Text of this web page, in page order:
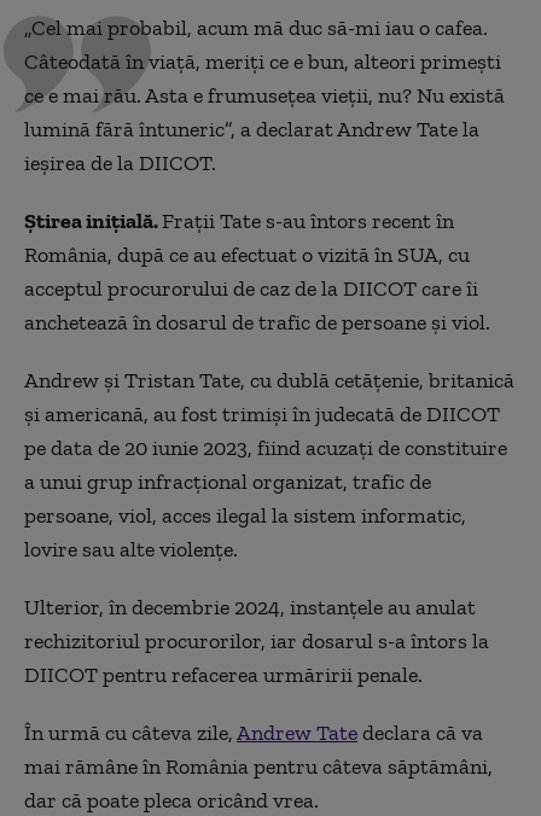
„Cel mai probabil, acum mă duc să-mi iau o cafea.
Câteodată în viață, meriți ce e bun, alteori primești
ce e mai rău. Asta e frumusețea vieții, nu? Nu există
lumină fără întuneric”, a declarat Andrew Tate la
ieșirea de la DIICOT.
Știrea inițială.Fraţii Tate s-au întors recent în
România, după ce au efectuat o vizită în SUA, cu
acceptul procurorului de caz de la DIICOT care îi
anchetează în dosarul de trafic de persoane şi viol.
Andrew şi Tristan Tate, cu dublă cetăţenie, britanică
şi americană, au fost trimişi în judecată de DIICOT
pe data de 20 iunie 2023, fiind acuzaţi de constituire
a unui grup infracţional organizat, trafic de
persoane, viol, acces ilegal la sistem informatic,
lovire sau alte violenţe.
Ulterior, în decembrie 2024, instanţele au anulat
rechizitoriul procurorilor, iar dosarul s-a întors la
DIICOT pentru refacerea urmăririi penale.
În urmă cu câteva zile,Andrew Tatedeclara că va
mai rămâne în România pentru câteva săptămâni,
dar că poate pleca oricând vrea.